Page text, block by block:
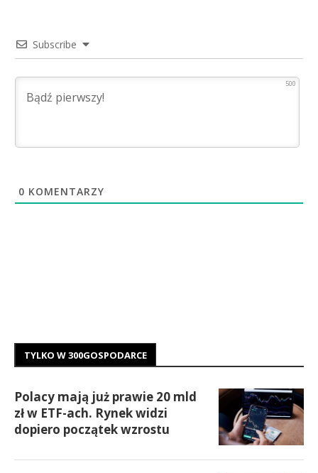
Subscribe
500
0 KOMENTARZY
TYLKO W 300GOSPODARCE
Polacy mają już prawie 20 mld
zł w ETF-ach. Rynek widzi
dopiero początek wzrostu